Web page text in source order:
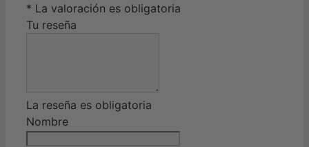
* La valoración es obligatoria
Tu reseña
La reseña es obligatoria
Nombre